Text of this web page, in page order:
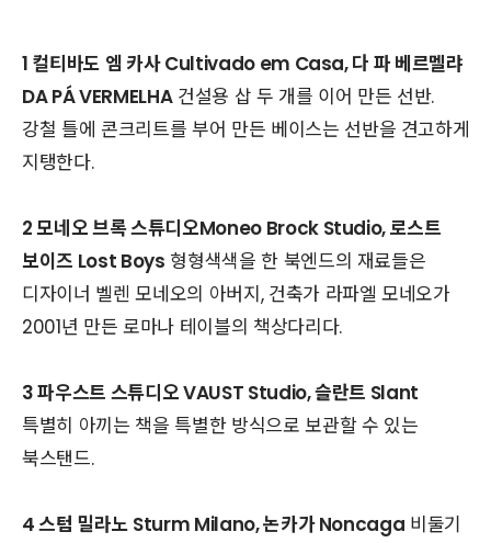
1 컬티바도 엠 카사 Cultivado em Casa, 다 파 베르멜랴
DA PÁ VERMELHA건설용 삽 두 개를 이어 만든 선반.
강철 틀에 콘크리트를 부어 만든 베이스는 선반을 견고하게
지탱한다.
2 모네오 브록 스튜디오Moneo Brock Studio, 로스트
보이즈 Lost Boys 형형색색을 한 북엔드의 재료들은
디자이너 벨렌 모네오의 아버지, 건축가 라파엘 모네오가
2001년 만든 로마나 테이블의 책상다리다.
3 파우스트 스튜디오 VAUST Studio, 슬란트 Slant
특별히 아끼는 책을 특별한 방식으로 보관할 수 있는
북스탠드.
4 스텀 밀라노 Sturm Milano, 논카가 Noncaga 비둘기